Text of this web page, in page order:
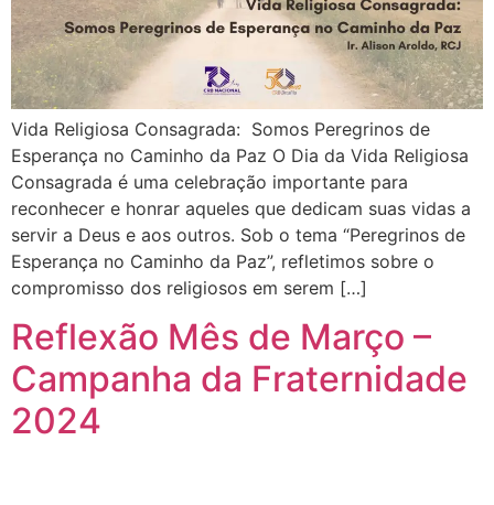
Vida Religiosa Consagrada: Somos Peregrinos de
Esperança no Caminho da Paz O Dia da Vida Religiosa
Consagrada é uma celebração importante para
reconhecer e honrar aqueles que dedicam suas vidas a
servir a Deus e aos outros. Sob o tema “Peregrinos de
Esperança no Caminho da Paz”, refletimos sobre o
compromisso dos religiosos em serem […]
Reflexão Mês de Março –
Campanha da Fraternidade
2024